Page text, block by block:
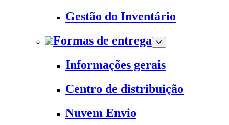
Gestão do Inventário
Formas de entrega
Informações gerais
Centro de distribuição
Nuvem Envio